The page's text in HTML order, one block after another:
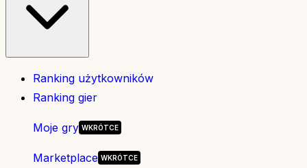
Ranking użytkowników
Ranking gier
Moje gry
Marketplace